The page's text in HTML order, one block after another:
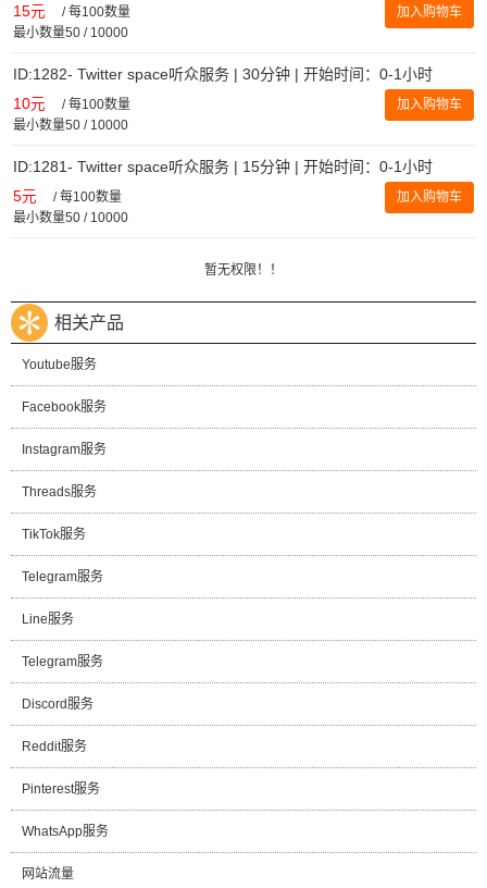
15元 /每100数量
最小数量50 / 10000
加入购物车
ID:1282- Twitter space听众服务 | 30分钟 | 开始时间：0-1小时
10元 /每100数量
最小数量50 / 10000
加入购物车
ID:1281- Twitter space听众服务 | 15分钟 | 开始时间：0-1小时
5元 /每100数量
最小数量50 / 10000
加入购物车
暂无权限！！
相关产品
Youtube服务
Facebook服务
Instagram服务
Threads服务
TikTok服务
Telegram服务
Line服务
Telegram服务
Discord服务
Reddit服务
Pinterest服务
WhatsApp服务
网站流量